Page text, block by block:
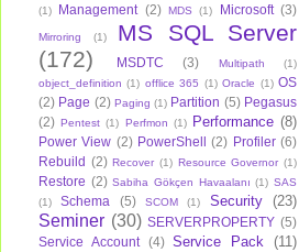
(1)
Management (2) MDS (1) Microsoft (3)
Mirroring (1)
MS SQL Server
(172)
MSDTC (3) Multipath
(1)
object_definition (1) offlice 365 (1) Oracle (1) OS
(2) Page (2) Paging (1) Partition (5) Pegasus
(2) Pentest (1) Perfmon (1) Performance (8)
Power View (2) PowerShell (2) Profiler (6)
Rebuild (2) Recover (1) Resource Governor (1)
Restore (2) Sabiha Gökçen Havaalanı (1) SAS
(1)
Schema (5) SCOM (1) Security (23)
Seminer (30) SERVERPROPERTY (5)
Service Account
(4) Service Pack (11)